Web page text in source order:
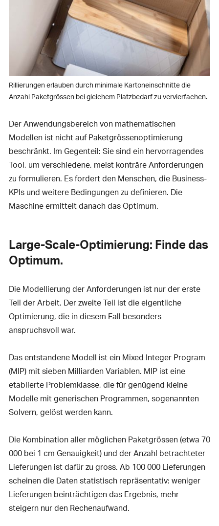
Rillierungen erlauben durch minimale Kartoneinschnitte die
Anzahl Paketgrössen bei gleichem Platzbedarf zu vervierfachen.
Der Anwendungsbereich von mathematischen
Modellen ist nicht auf Paketgrössenoptimierung
beschränkt. Im Gegenteil: Sie sind ein hervorragendes
Tool, um verschiedene, meist konträre Anforderungen
zu formulieren. Es fordert den Menschen, die Business-
KPIs und weitere Bedingungen zu definieren. Die
Maschine ermittelt danach das Optimum.
Large-Scale-Optimierung: Finde das
Optimum.
Die Modellierung der Anforderungen ist nur der erste
Teil der Arbeit. Der zweite Teil ist die eigentliche
Optimierung, die in diesem Fall besonders
anspruchsvoll war.
Das entstandene Modell ist ein Mixed Integer Program
(MIP) mit sieben Milliarden Variablen. MIP ist eine
etablierte Problemklasse, die für genügend kleine
Modelle mit generischen Programmen, sogenannten
Solvern, gelöst werden kann.
Die Kombination aller möglichen Paketgrössen (etwa 70
000 bei 1 cm Genauigkeit) und der Anzahl betrachteter
Lieferungen ist dafür zu gross. Ab 100 000 Lieferungen
scheinen die Daten statistisch repräsentativ: weniger
Lieferungen beinträchtigen das Ergebnis, mehr
steigern nur den Rechenaufwand.